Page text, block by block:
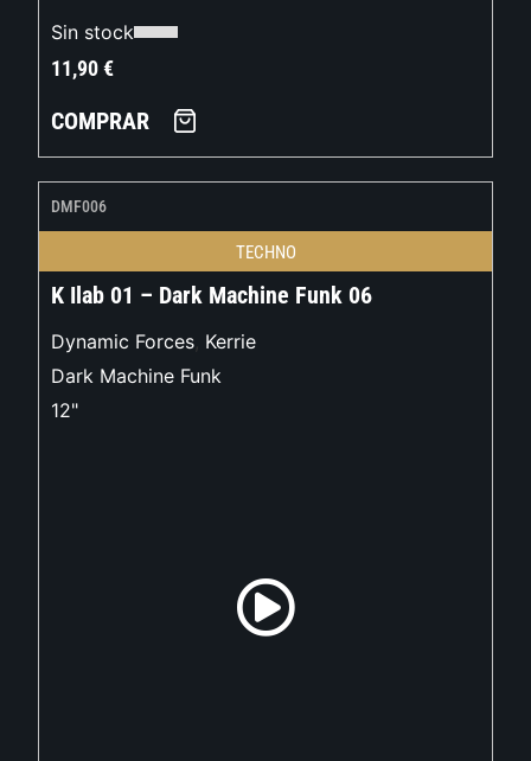
Sin stock
11,90€
COMPRAR
DMF006
TECHNO
K Ilab 01 – Dark Machine Funk 06
Dynamic Forces, Kerrie
Dark Machine Funk
12"